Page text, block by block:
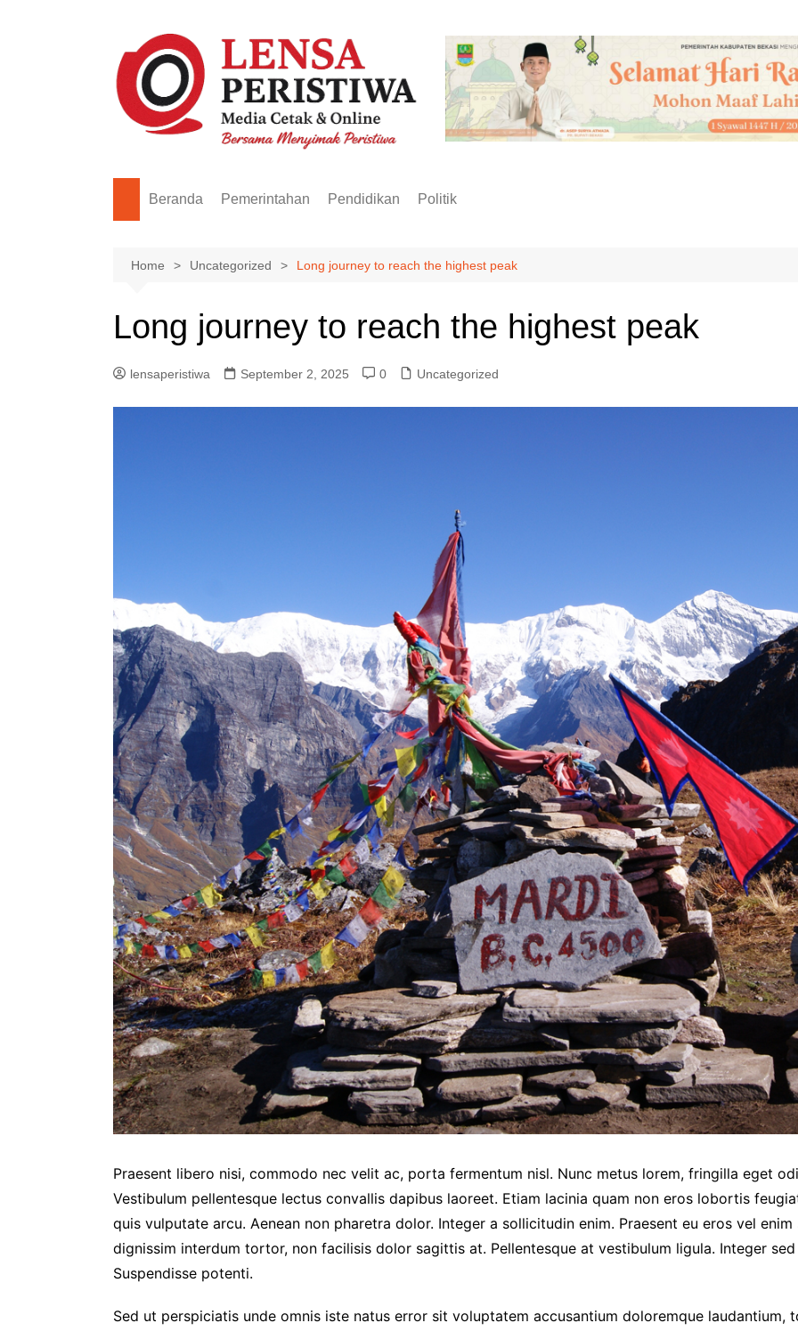
Beranda Pemerintahan Pendidikan Politik
Home Uncategorized Long journey to reach the highest peak
Long journey to reach the highest peak
lensaperistiwa September 2, 2025 0 Uncategorized
Praesent libero nisi, commodo nec velit ac, porta fermentum nisl. Nunc metus lorem, fringilla eget
Vestibulum pellentesque lectus convallis dapibus laoreet. Etiam lacinia quam non eros lobortis
quis vulputate arcu. Aenean non pharetra dolor. Integer a sollicitudin enim. Praesent eu eros vel
dignissim interdum tortor, non facilisis dolor sagittis at. Pellentesque at vestibulum ligula. Integer
Suspendisse potenti.
Sed ut perspiciatis unde omnis iste natus error sit voluptatem accusantium doloremque laudantium,